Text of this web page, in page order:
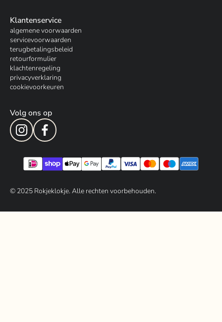
Klantenservice
algemene voorwaarden
servicevoorwaarden
terugbetalingsbeleid
retourformulier
klachtenregeling
privacyverklaring
cookievoorkeuren
Volg ons op
© 2025Rokjeklokje. Alle rechten voorbehouden.